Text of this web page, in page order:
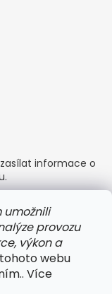
umožnili
provozu
výkon a
webu
Více
informace o
ochrany